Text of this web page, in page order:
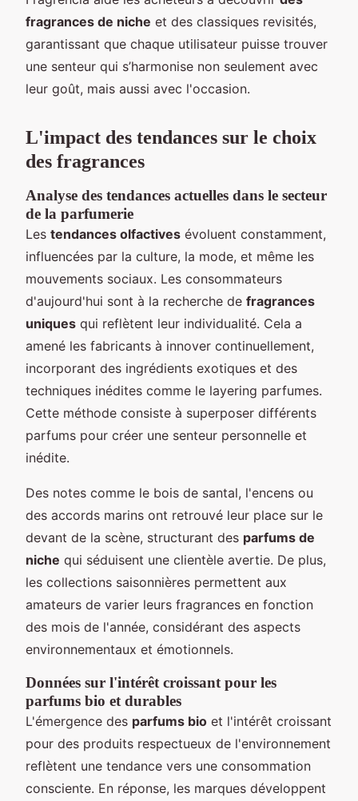
fragrances de niche et des classiques revisités,
garantissant que chaque utilisateur puisse trouver
une senteur qui s’harmonise non seulement avec
leur goût, mais aussi avec l'occasion.
L'impact des tendances sur le choix
des fragrances
Analyse des tendances actuelles dans le secteur
de la parfumerie
Les tendances olfactives évoluent constamment,
influencées par la culture, la mode, et même les
mouvements sociaux. Les consommateurs
d'aujourd'hui sont à la recherche de fragrances
uniques qui reflètent leur individualité. Cela a
amené les fabricants à innover continuellement,
incorporant des ingrédients exotiques et des
techniques inédites comme le layering parfumes.
Cette méthode consiste à superposer différents
parfums pour créer une senteur personnelle et
inédite.
Des notes comme le bois de santal, l'encens ou
des accords marins ont retrouvé leur place sur le
devant de la scène, structurant des parfums de
niche qui séduisent une clientèle avertie. De plus,
les collections saisonnières permettent aux
amateurs de varier leurs fragrances en fonction
des mois de l'année, considérant des aspects
environnementaux et émotionnels.
Données sur l'intérêt croissant pour les
parfums bio et durables
L'émergence des parfums bio et l'intérêt croissant
pour des produits respectueux de l'environnement
reflètent une tendance vers une consommation
consciente. En réponse, les marques développent